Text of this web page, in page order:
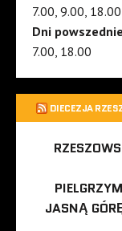
7.00, 9.00, 18.00
Dni powszednie
7.00, 18.00
DIECEZJA
JASNĄ